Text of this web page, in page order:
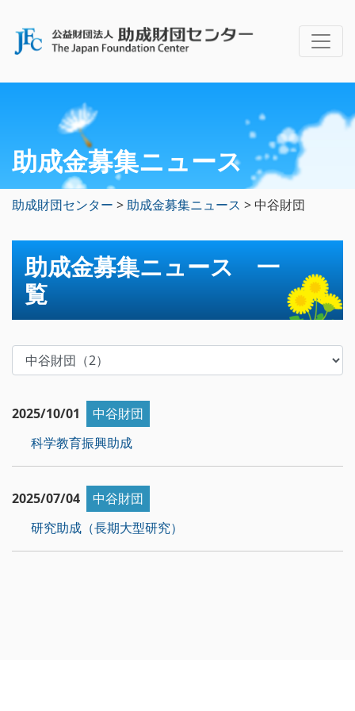
助成金募集ニュース
助成財団センター >助成金募集ニュース > 中谷財団
助成金募集ニュース 一
覧
2025/10/01
中谷財団
科学教育振興助成
2025/07/04
中谷財団
研究助成（長期大型研究）